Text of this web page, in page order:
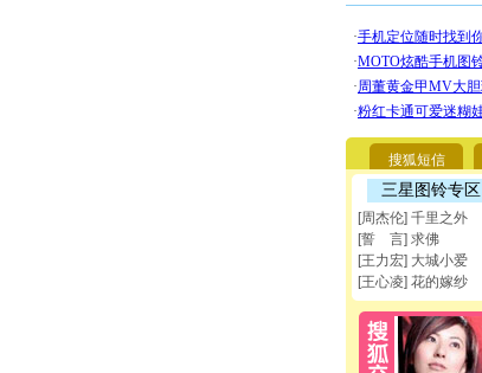
搜狐短信
三星图铃专区
[周杰伦] 千里之外
[誓 言] 求佛
[王力宏] 大城小爱
[王心凌] 花的嫁纱